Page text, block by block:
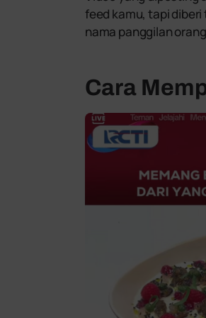
feed kamu, tapi
nama panggilan
Cara